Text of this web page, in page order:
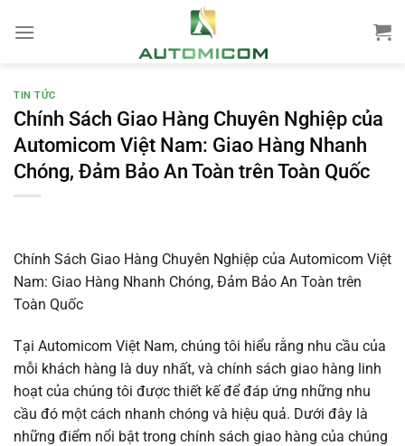
đến
TIN TỨC
Chính Sách Giao Hàng Chuyên Nghiệp của
Automicom Việt Nam: Giao Hàng Nhanh
Chóng, Đảm Bảo An Toàn trên Toàn Quốc
Chính Sách Giao Hàng Chuyên Nghiệp của Automicom Việt
Nam: Giao Hàng Nhanh Chóng, Đảm Bảo An Toàn trên
Toàn Quốc
Tại Automicom Việt Nam, chúng tôi hiểu rằng nhu cầu của
mỗi khách hàng là duy nhất, và chính sách giao hàng linh
hoạt của chúng tôi được thiết kế để đáp ứng những nhu
cầu đó một cách nhanh chóng và hiệu quả. Dưới đây là
những điểm nổi bật trong chính sách giao hàng của chúng